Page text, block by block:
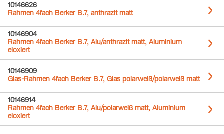
10146626
Rahmen 4fach Berker B.7, anthrazit matt
10146904
Rahmen 4fach Berker B.7, Alu/anthrazit matt, Aluminium
eloxiert
10146909
Glas-Rahmen 4fach Berker B.7, Glas polarweiß/polarweiß matt
10146914
Rahmen 4fach Berker B.7, Alu/polarweiß matt, Aluminium
eloxiert